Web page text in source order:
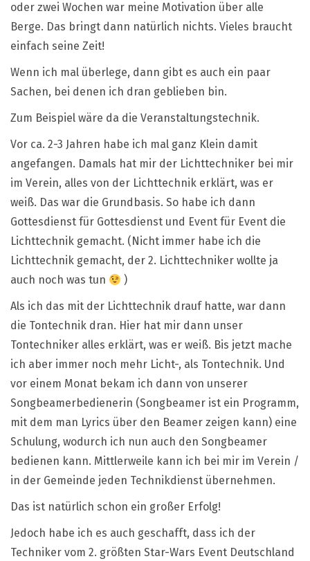
oder zwei Wochen war meine Motivation über alle
Berge. Das bringt dann natürlich nichts. Vieles braucht
einfach seine Zeit!
Wenn ich mal überlege, dann gibt es auch ein paar
Sachen, bei denen ich dran geblieben bin.
Zum Beispiel wäre da die Veranstaltungstechnik.
Vor ca. 2-3 Jahren habe ich mal ganz Klein damit
angefangen. Damals hat mir der Lichttechniker bei mir
im Verein, alles von der Lichttechnik erklärt, was er
weiß. Das war die Grundbasis. So habe ich dann
Gottesdienst für Gottesdienst und Event für Event die
Lichttechnik gemacht. (Nicht immer habe ich die
Lichttechnik gemacht, der 2. Lichttechniker wollte ja
auch noch was tun
)
Als ich das mit der Lichttechnik drauf hatte, war dann
die Tontechnik dran. Hier hat mir dann unser
Tontechniker alles erklärt, was er weiß. Bis jetzt mache
ich aber immer noch mehr Licht-, als Tontechnik. Und
vor einem Monat bekam ich dann von unserer
Songbeamerbedienerin (Songbeamer ist ein Programm,
mit dem man Lyrics über den Beamer zeigen kann) eine
Schulung, wodurch ich nun auch den Songbeamer
bedienen kann. Mittlerweile kann ich bei mir im Verein /
in der Gemeinde jeden Technikdienst übernehmen.
Das ist natürlich schon ein großer Erfolg!
Jedoch habe ich es auch geschafft, dass ich der
Techniker vom 2. größten Star-Wars Event Deutschland